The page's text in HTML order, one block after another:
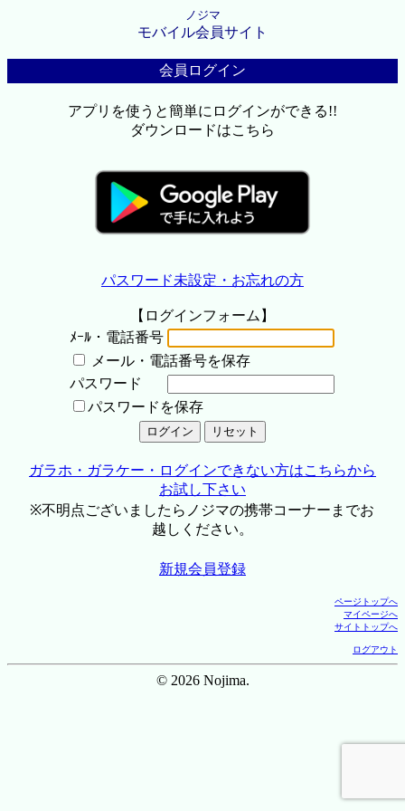
ノジマ
モバイル会員サイト
会員ログイン
アプリを使うと簡単にログインができる!!
ダウンロードはこちら
パスワード未設定・お忘れの方
【ログインフォーム】
ﾒｰﾙ・電話番号
メール・電話番号を保存
パスワード
パスワードを保存
ガラホ・ガラケー・ログインできない方はこちらから
お試し下さい
※不明点ございましたらノジマの携帯コーナーまでお
越しください。
新規会員登録
ページトップへ
マイページへ
サイトトップへ
ログアウト
© 2026 Nojima.